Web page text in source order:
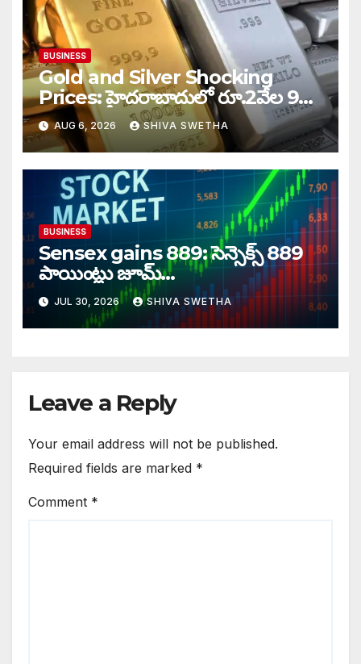
BUSINESS
Gold and Silver Shocking
Prices: హైదరాబాదులో రూ.2వేల 900
పెరిగిన తులం రేటు…
AUG 6, 2026 SHIVA SWETHA
BUSINESS
Sensex gains 889: సెన్సెక్స్ 889
పాయింట్లు జూమ్‌‌…
JUL 30, 2026 SHIVA SWETHA
Leave a Reply
Your email address will not be published.
Required fields are marked *
Comment *